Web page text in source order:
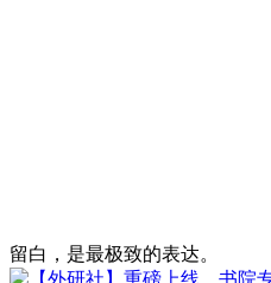
留白，是最极致的表达。